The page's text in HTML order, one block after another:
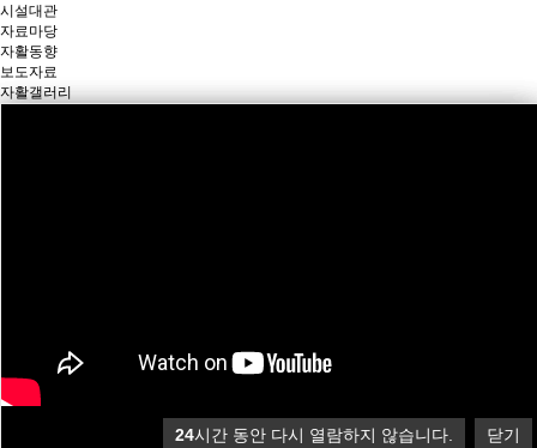
시설대관
자료마당
자활동향
보도자료
자활갤러리
24시간 동안 다시 열람하지 않습니다. 닫기
교육훈련
교육신청
공지사항
2026년 자활생산품(서비스) 판매촉진 및 품질개선 공모 사업 선정결과 알림